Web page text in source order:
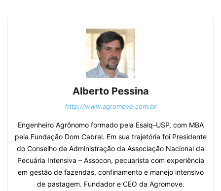
Alberto Pessina
http://www.agromove.com.br
Engenheiro Agrônomo formado pela Esalq-USP, com MBA
pela Fundação Dom Cabral. Em sua trajetória foi Presidente
do Conselho de Administração da Associação Nacional da
Pecuária Intensiva – Assocon, pecuarista com experiência
em gestão de fazendas, confinamento e manejo intensivo
de pastagem. Fundador e CEO da Agromove.